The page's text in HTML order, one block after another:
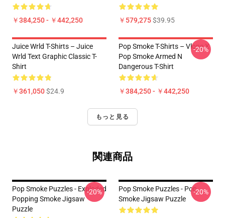
￥384,250 - ￥442,250 ￥579,275$39.95
Juice Wrld T-Shirts – Juice
Wrld Text Graphic Classic T-
Shirt
￥361,050$24.9
Pop Smoke T-Shirts – Vlone X
Pop Smoke Armed N
Dangerous T-Shirt
￥384,250 - ￥442,250
-20%
もっと見る
関連商品
Pop Smoke Puzzles - Exploded
Popping Smoke Jigsaw
Puzzle
-20%
Pop Smoke Puzzles - Pop
Smoke Jigsaw Puzzle
-20%